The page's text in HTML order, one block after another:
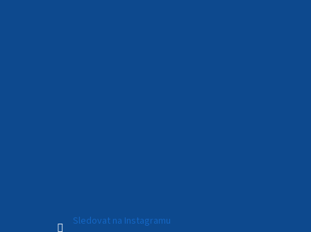
Sledovat na Instagramu